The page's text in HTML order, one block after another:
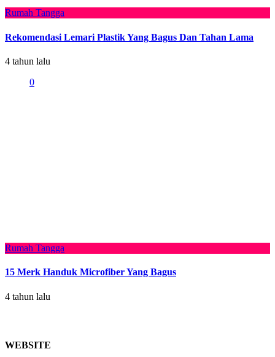
Rumah Tangga
Rekomendasi Lemari Plastik Yang Bagus Dan Tahan Lama
4 tahun lalu
0
Rumah Tangga
15 Merk Handuk Microfiber Yang Bagus
4 tahun lalu
WEBSITE